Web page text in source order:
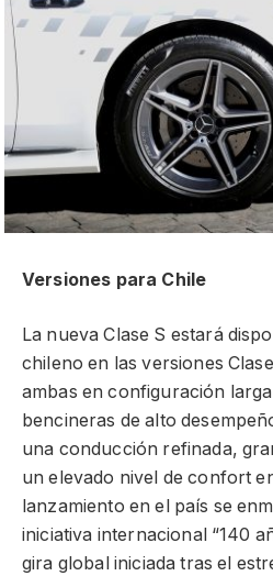
Versiones para Chile
La nueva Clase S estará
chileno en las versiones
ambas en configuración
bencineras de alto
una conducción refinada,
un elevado nivel de confort
lanzamiento en el país se
iniciativa internacional “140
gira global iniciada tras el